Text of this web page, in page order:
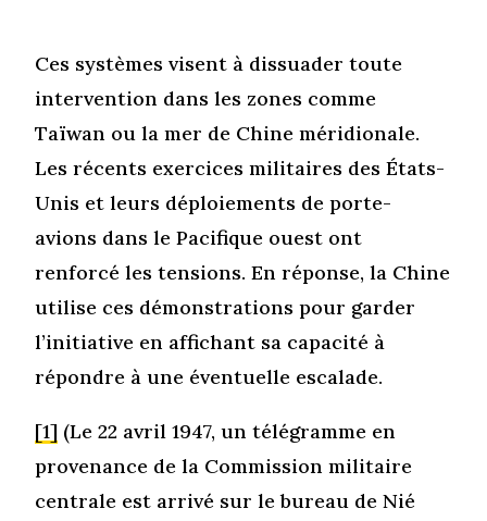
Ces systèmes visent à dissuader toute
intervention dans les zones comme
Taïwan ou la mer de Chine méridionale.
Les récents exercices militaires des États-
Unis et leurs déploiements de porte-
avions dans le Pacifique ouest ont
renforcé les tensions. En réponse, la Chine
utilise ces démonstrations pour garder
l’initiative en affichant sa capacité à
répondre à une éventuelle escalade.
[1] (Le 22 avril 1947, un télégramme en
provenance de la Commission militaire
centrale est arrivé sur le bureau de Nié